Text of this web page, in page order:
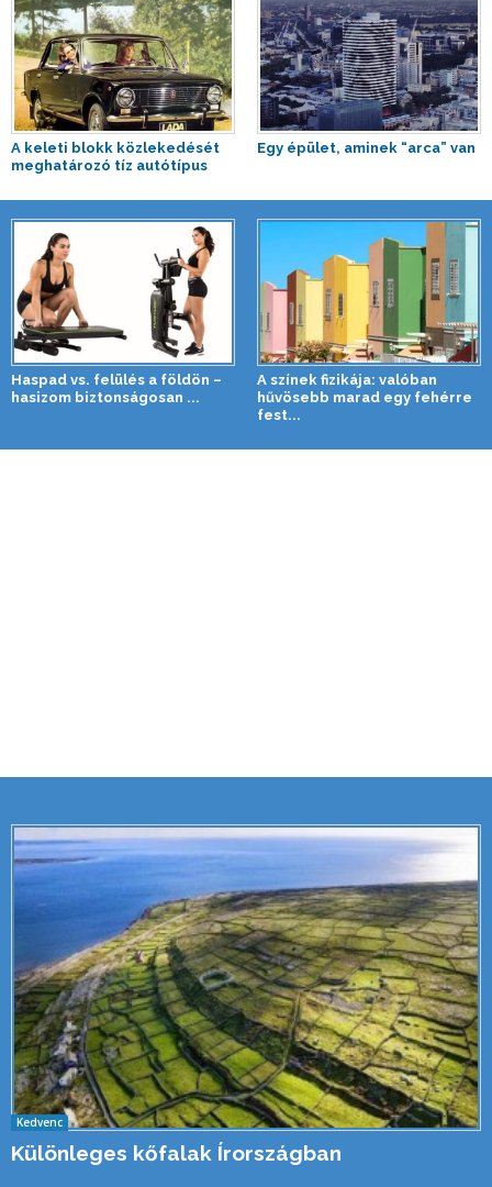
A keleti blokk közlekedését
meghatározó tíz autótípus
Egy épület, aminek “arca” van
Haspad vs. felülés a földön –
hasizom biztonságosan ...
A színek fizikája: valóban
hűvösebb marad egy fehérre
fest...
Kedvenc
Különleges kőfalak Írországban